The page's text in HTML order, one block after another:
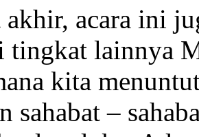
acara ini
tingkat lainnya
kita
sahabat –